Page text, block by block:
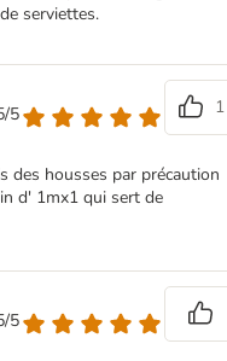
serviettes.
5
1
des housses par précaution
d' 1mx1 qui sert de
5